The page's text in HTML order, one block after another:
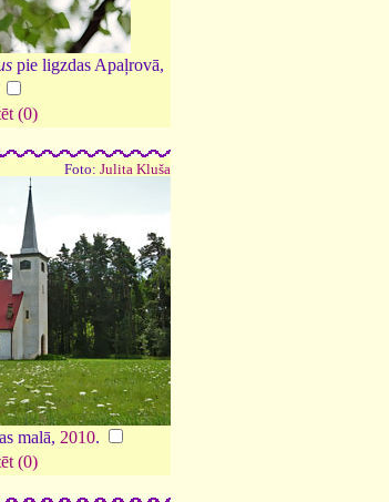
pie ligzdas Apaļrovā,
(0)
Foto: Julita Kluša
malā, 2010.
(0)